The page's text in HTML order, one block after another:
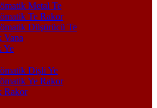
Metal Te
Te Rakor
Düşürücü Te
Vana
Ye
Dişli Ye
Ye Rakor
Rakor